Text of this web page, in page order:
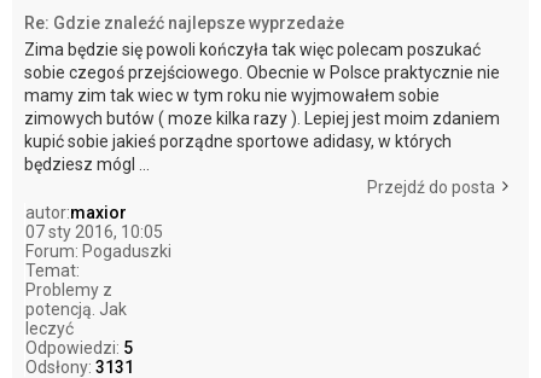
Re: Gdzie znaleźć najlepsze wyprzedaże
Zima będzie się powoli kończyła tak więc polecam poszukać
sobie czegoś przejściowego. Obecnie w Polsce praktycznie nie
mamy zim tak wiec w tym roku nie wyjmowałem sobie
zimowych butów ( moze kilka razy ). Lepiej jest moim zdaniem
kupić sobie jakieś porządne sportowe adidasy, w których
będziesz mógl ...
Przejdź do posta
autor:maxior
07 sty 2016, 10:05
Forum: Pogaduszki
Temat:
Problemy z
potencją. Jak
leczyć
Odpowiedzi: 5
Odsłony: 3131